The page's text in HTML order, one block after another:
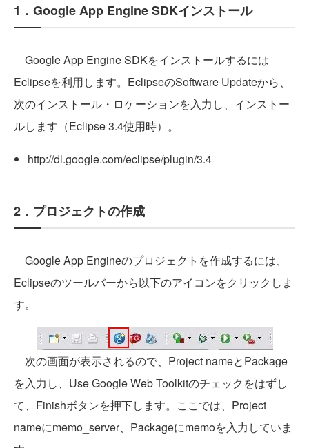
1．Google App Engine SDKインストール
Google App Engine SDKをインストールするには
Eclipseを利用します。EclipseのSoftware Updateから、
次のインストール・ロケーションを入力し、インストー
ルします（Eclipse 3.4使用時）。
http://dl.google.com/eclipse/plugin/3.4
2．プロジェクトの作成
Google App Engineのプロジェクトを作成するには、
Eclipseのツールバーから以下のアイコンをクリックしま
す。
次の画面が表示されるので、Project nameとPackage
を入力し、Use Google Web Toolkitのチェックをはずし
て、Finishボタンを押下します。ここでは、Project
nameにmemo_server、Packageにmemoを入力していま